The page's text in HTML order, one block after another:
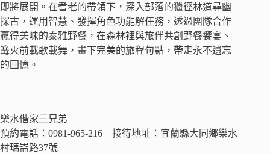
即將展開。在耆老的帶領下，深入部落的獵徑林道尋幽
探古，運用智慧、發揮角色功能解任務，透過團隊合作
贏得美味的泰雅野餐，在森林裡與旅伴共創野餐饗宴、
篝火前載歌載舞，畫下完美的旅程句點，帶走永不遺忘
的回憶。
樂水偕家三兄弟
預約電話：0981-965-216 接待地址：宜蘭縣大同鄉樂水
村瑪崙路37號